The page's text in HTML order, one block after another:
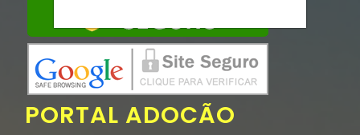
PORTAL ADOCÃO